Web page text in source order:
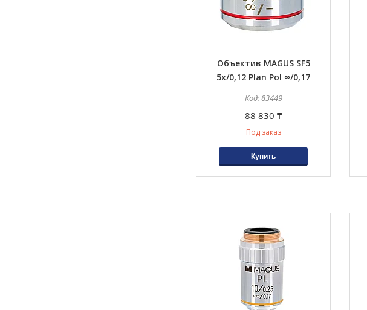
Объектив MAGUS SF5
5х/0,12 Plan Pol ∞/0,17
83449
88 830 ₸
Под заказ
Купить